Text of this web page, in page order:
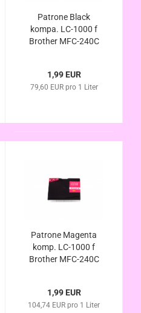
Patrone Black
kompa. LC-1000 f
Brother MFC-240C
MFC-665CW MFC-
680CN MFC-845CW
MFC-5860CN
1,99 EUR
79,60 EUR pro 1 Liter
Patrone Magenta
komp. LC-1000 f
Brother MFC-240C
MFC-665CW MFC-
680CN MFC-845CW
1,99 EUR
104,74 EUR pro 1 Liter